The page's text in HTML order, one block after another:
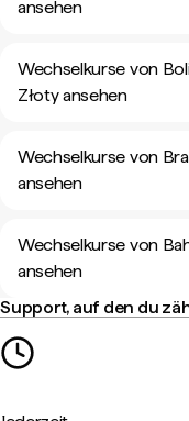
ansehen
Wechselkurse von
Złoty ansehen
Wechselkurse von
ansehen
Wechselkurse von
ansehen
Support, auf den du